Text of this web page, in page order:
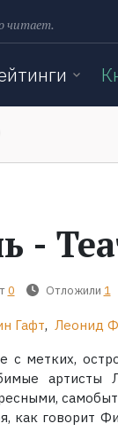
читает.
-
0 Отложили 1
Гафт, Леонид
с метких,
артисты
как говорит